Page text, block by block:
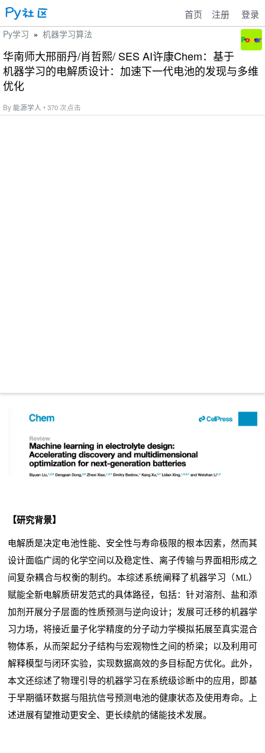
首页 注册 登录
Py学习 » 机器学习算法
华南师大邢丽丹/肖哲熙/ SES AI许康Chem：基于
机器学习的电解质设计：加速下一代电池的发现与多维
优化
By 能源学人 • 370 次点击
【研究背景】
电解质是决定电池性能、安全性与寿命极限的根本因素，然而其
设计面临广阔的化学空间以及稳定性、离子传输与界面相形成之
间复杂耦合与权衡的制约。本综述系统阐释了机器学习（ML）
赋能全新电解质研发范式的具体路径，包括：针对溶剂、盐和添
加剂开展分子层面的性质预测与逆向设计；发展可迁移的机器学
习力场，将接近量子化学精度的分子动力学模拟拓展至真实混合
物体系，从而架起分子结构与宏观物性之间的桥梁；以及利用可
解释模型与闭环实验，实现数据高效的多目标配方优化。此外，
本文还综述了物理引导的机器学习在系统级诊断中的应用，即基
于早期循环数据与阻抗信号预测电池的健康状态及使用寿命。上
述进展有望推动更安全、更长续航的储能技术发展。